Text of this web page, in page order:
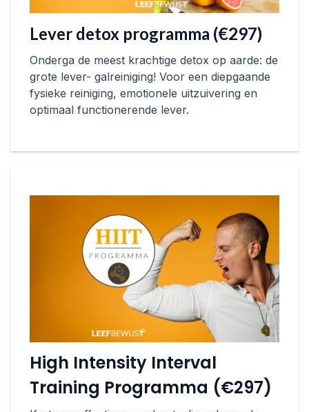
Lever detox programma (€297)
Onderga de meest krachtige detox op aarde: de
grote lever- galreiniging! Voor een diepgaande
fysieke reiniging, emotionele uitzuivering en
optimaal functionerende lever.
High Intensity Interval
Training Programma (€297)